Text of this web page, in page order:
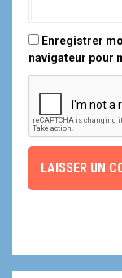
Enregistrer
navigateur pour